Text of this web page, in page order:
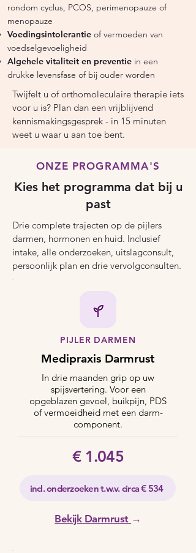
rondom cyclus, PCOS, perimenopauze of
menopauze
Voedingsintolerantie of vermoeden van
voedselgevoeligheid
Algehele vitaliteit en preventie in een
drukke levensfase of bij ouder worden​
Twijfelt u of orthomoleculaire therapie iets
voor u is? Plan dan een vrijblijvend
kennismakingsgesprek - in 15 minuten
weet u waar u aan toe bent.
ONZE PROGRAMMA'S
Kies het programma dat bij u
past
Drie complete trajecten op de pijlers
darmen, hormonen en huid. Inclusief
intake, alle onderzoeken, uitslagconsult,
persoonlijk plan en drie vervolgconsulten.
PIJLER DARMEN
Medipraxis Darmrust
In drie maanden grip op uw
spijsvertering. Voor een
opgeblazen gevoel, buikpijn, PDS
of vermoeidheid met een darm-
component.
€ 1.045
incl. onderzoeken t.w.v. circa € 534
Bekijk Darmrust →